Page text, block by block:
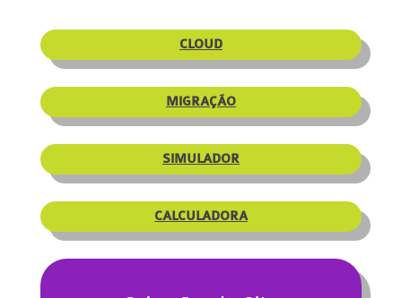
CLOUD
MIGRAÇÃO
SIMULADOR
CALCULADORA